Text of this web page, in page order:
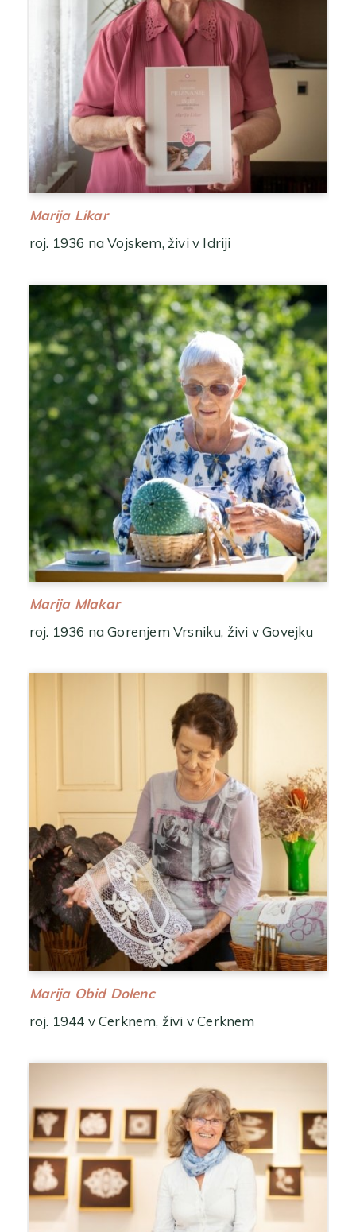
Marija Likar
roj. 1936 na Vojskem, živi v Idriji
Marija Mlakar
roj. 1936 na Gorenjem Vrsniku, živi v Govejku
Marija Obid Dolenc
roj. 1944 v Cerknem, živi v Cerknem